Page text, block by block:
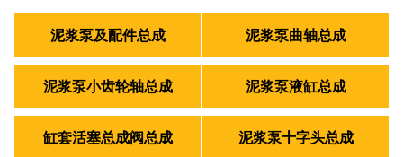
首页>产品中心>井下工具
泥浆泵及配件总成 泥浆泵曲轴总成
泥浆泵小齿轮轴总成 泥浆泵液缸总成
缸套活塞总成阀总成 泥浆泵十字头总成